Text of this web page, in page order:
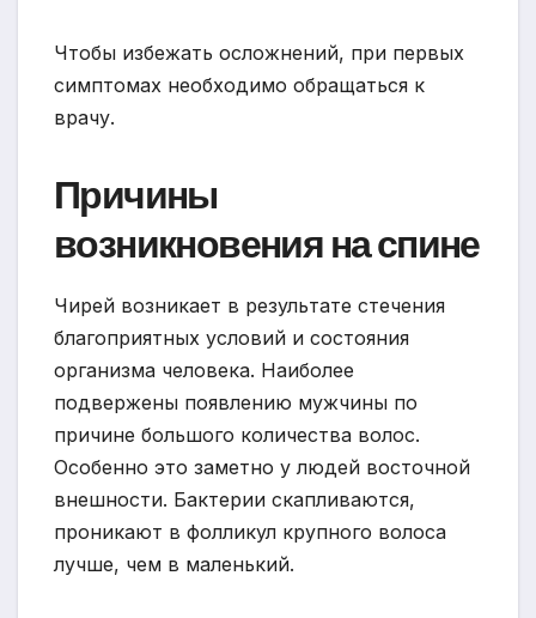
Чтобы избежать осложнений, при первых
симптомах необходимо обращаться к
врачу.
Причины
возникновения на спине
Чирей возникает в результате стечения
благоприятных условий и состояния
организма человека. Наиболее
подвержены появлению мужчины по
причине большого количества волос.
Особенно это заметно у людей восточной
внешности. Бактерии скапливаются,
проникают в фолликул крупного волоса
лучше, чем в маленький.